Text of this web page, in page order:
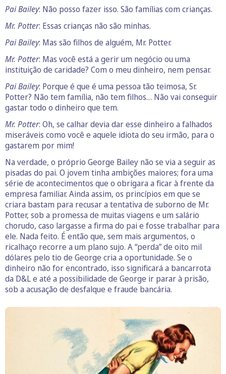
Pai Bailey: Não posso fazer isso. São famílias com crianças.
Mr. Potter: Essas crianças não são minhas.
Pai Bailey: Mas são filhos de alguém, Mr. Potter.
Mr. Potter: Mas você está a gerir um negócio ou uma
instituição de caridade? Com o meu dinheiro, nem pensar.
Pai Bailey: Porque é que é uma pessoa tão teimosa, Sr.
Potter? Não tem família, não tem filhos… Não vai conseguir
gastar todo o dinheiro que tem.
Mr. Potter: Oh, se calhar devia dar esse dinheiro a falhados
miseráveis como você e aquele idiota do seu irmão, para o
gastarem por mim!
Na verdade, o próprio George Bailey não se via a seguir as
pisadas do pai. O jovem tinha ambições maiores; fora uma
série de acontecimentos que o obrigara a ficar à frente da
empresa familiar. Ainda assim, os princípios em que se
criara bastam para recusar a tentativa de suborno de Mr.
Potter, sob a promessa de muitas viagens e um salário
chorudo, caso largasse a firma do pai e fosse trabalhar para
ele. Nada feito. É então que, sem mais argumentos, o
ricalhaço recorre a um plano sujo. A “perda” de oito mil
dólares pelo tio de George cria a oportunidade. Se o
dinheiro não for encontrado, isso significará a bancarrota
da D&L e até a possibilidade de George ir parar à prisão,
sob a acusação de desfalque e fraude bancária.